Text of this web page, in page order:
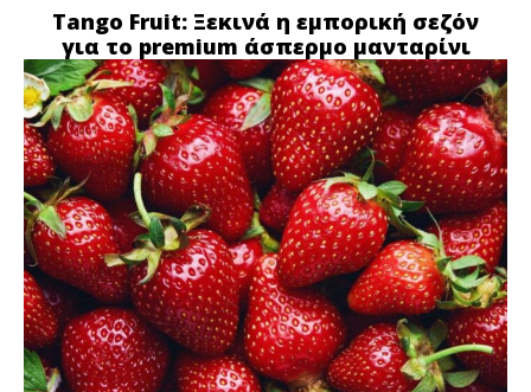
Tango Fruit: Ξεκινά η εμπορική σεζόν
για το premium άσπερμο μανταρίνι